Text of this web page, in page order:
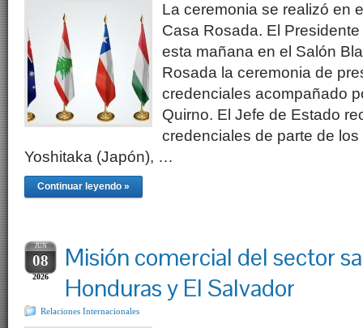
La ceremonia se realizó en
Casa Rosada. El
esta mañana en el Salón
Rosada la ceremonia de
credenciales acompañado
Quirno. El Jefe de Estado
credenciales de parte de
Yoshitaka (Japón), …
Continuar leyendo »
JUN
08
2026
Misión comercial del sector
Honduras y El Salvador
Relaciones Internacionales